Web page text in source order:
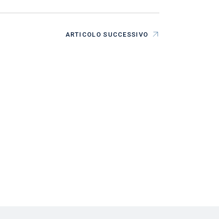
ARTICOLO SUCCESSIVO